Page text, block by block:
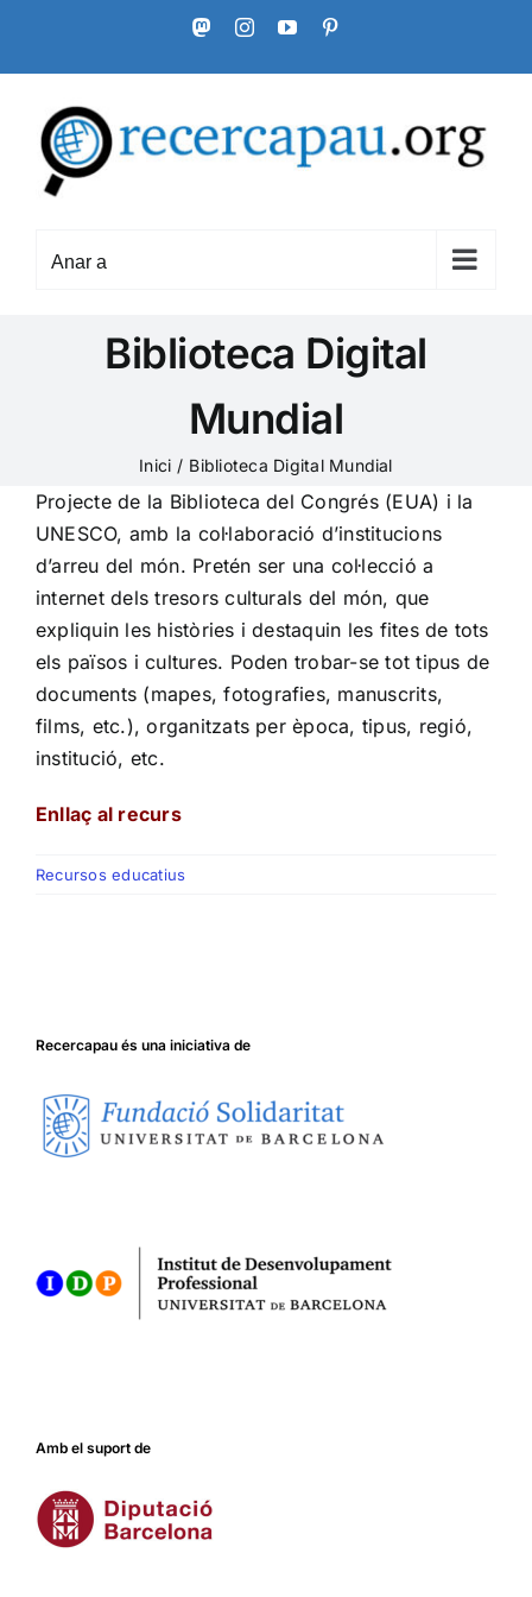
content
MastodonInstagram
YouTube
Anar a
Biblioteca Digital
Mundial
Inici Biblioteca Digital Mundial
Projecte de la Biblioteca del Congrés (EUA) i la
UNESCO, amb la col·laboració d’institucions
d’arreu del món. Pretén ser una col·lecció a
internet dels tresors culturals del món, que
expliquin les històries i destaquin les fites de tots
els països i cultures. Poden trobar-se tot tipus de
documents (mapes, fotografies, manuscrits,
films, etc.), organitzats per època, tipus, regió,
institució, etc.
Enllaç al recurs
Recursos educatius
Recercapau és una iniciativa de
Amb el suport de